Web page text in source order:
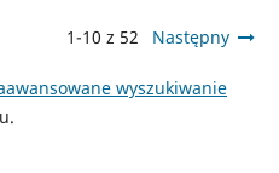
1-10 z 52 Następny
wyszukiwanie